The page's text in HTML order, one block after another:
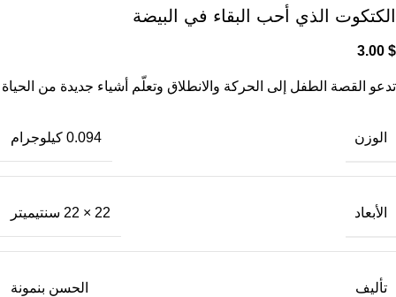
الكتكوت الذي أحب البقاء في البيضة
3.00 $
تدعو القصة الطفل إلى الحركة والانطلاق وتعلّم أشياء جديدة من الحياة
الوزن 0.094 كيلوجرام
الأبعاد 22 × 22 سنتيميتر
تأليف الحسن بنمونة